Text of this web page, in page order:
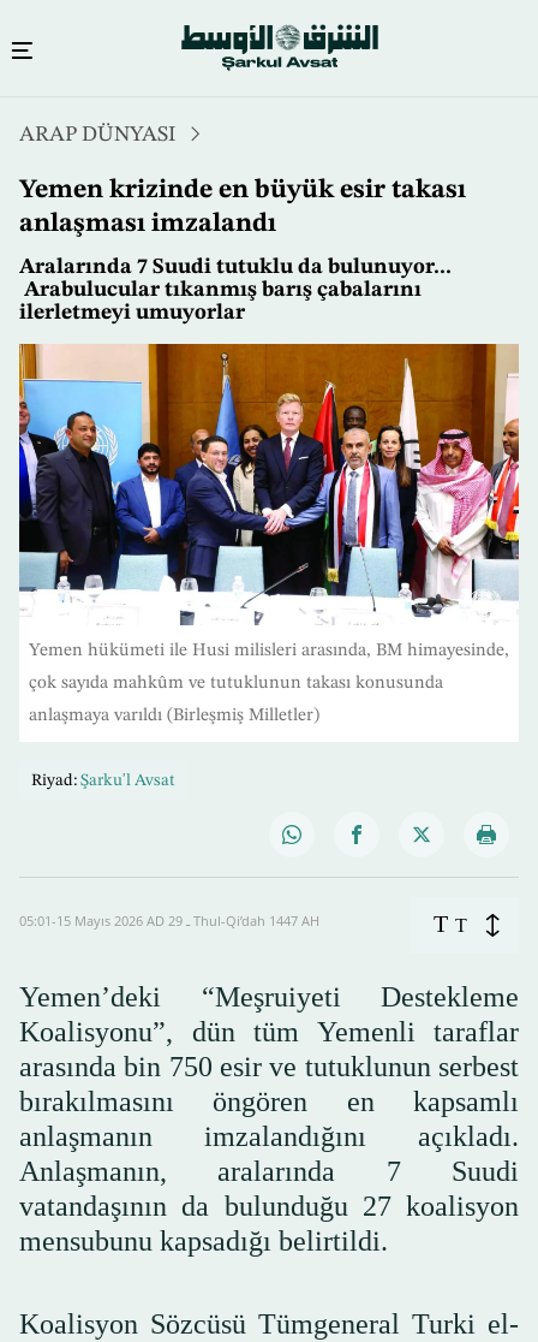
atla
ARAP DÜNYASI
Yemen krizinde en büyük esir takası
anlaşması imzalandı
Aralarında 7 Suudi tutuklu da bulunuyor...
Arabulucular tıkanmış barış çabalarını
ilerletmeyi umuyorlar
Yemen hükümeti ile Husi milisleri arasında, BM himayesinde,
çok sayıda mahkûm ve tutuklunun takası konusunda
anlaşmaya varıldı (Birleşmiş Milletler)
Riyad: Şarku'l Avsat
05:01-15 Mayıs 2026 AD ـ 29 Thul-Qi’dah 1447 AH T T
Yemen’deki “Meşruiyeti Destekleme
Koalisyonu”, dün tüm Yemenli taraflar
arasında bin 750 esir ve tutuklunun serbest
bırakılmasını öngören en kapsamlı
anlaşmanın imzalandığını açıkladı.
Anlaşmanın, aralarında 7 Suudi
vatandaşının da bulunduğu 27 koalisyon
mensubunu kapsadığı belirtildi.
Koalisyon Sözcüsü Tümgeneral Turki el-